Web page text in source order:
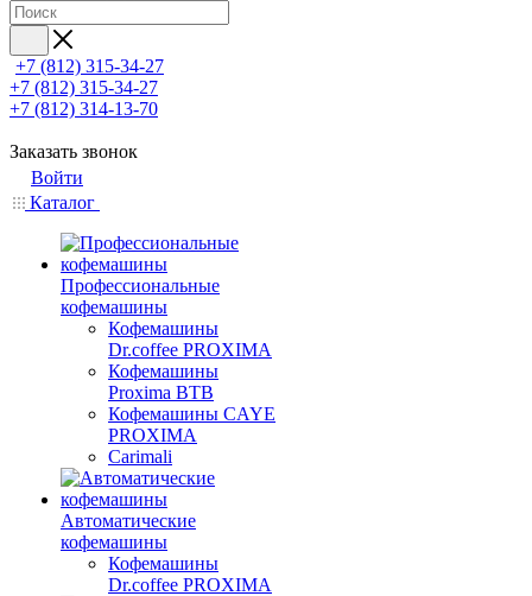
+7 (812) 315-34-27
+7 (812) 315-34-27
+7 (812) 314-13-70
Заказать звонок
Войти
Каталог
Профессиональные
кофемашины
Кофемашины
Dr.coffee PROXIMA
Кофемашины
Proxima BTB
Кофемашины CAYE
PROXIMA
Carimali
Автоматические
кофемашины
Кофемашины
Dr.coffee PROXIMA